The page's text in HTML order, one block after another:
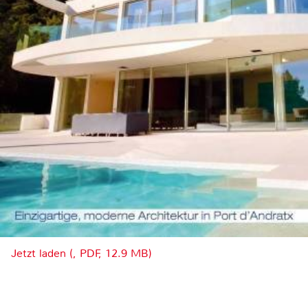
Jetzt laden (, PDF, 12.9 MB)